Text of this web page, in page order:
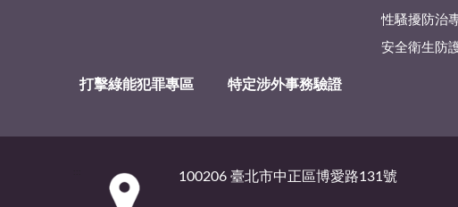
性騷擾防治
安全衛生防
打擊綠能犯罪專區 特定涉外事務驗證
100206 臺北市中正區博愛路131號